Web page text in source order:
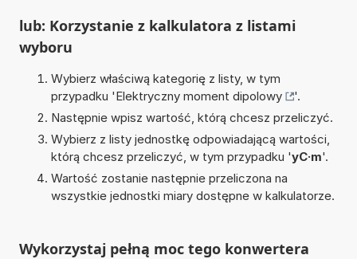
lub: Korzystanie z kalkulatora z listami
wyboru
Wybierz właściwą kategorię z listy, w tym
przypadku 'Elektryczny moment dipolowy
'.
Następnie wpisz wartość, którą chcesz przeliczyć.
Wybierz z listy jednostkę odpowiadającą wartości,
którą chcesz przeliczyć, w tym przypadku 'yC·m'.
Wartość zostanie następnie przeliczona na
wszystkie jednostki miary dostępne w kalkulatorze.
Wykorzystaj pełną moc tego konwertera